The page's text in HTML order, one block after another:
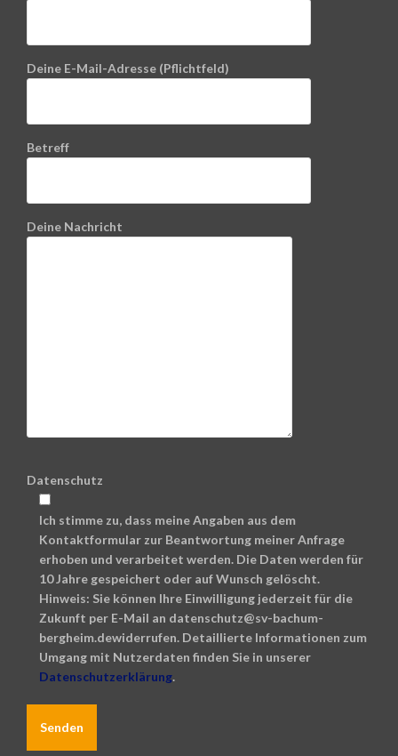
Deine E-Mail-Adresse (Pflichtfeld)
Betreff
Deine Nachricht
Datenschutz
Ich stimme zu, dass meine Angaben aus dem
Kontaktformular zur Beantwortung meiner Anfrage
erhoben und verarbeitet werden. Die Daten werden für
10 Jahre gespeichert oder auf Wunsch gelöscht.
Hinweis: Sie können Ihre Einwilligung jederzeit für die
Zukunft per E-Mail an datenschutz@sv-bachum-
bergheim.dewiderrufen. Detaillierte Informationen zum
Umgang mit Nutzerdaten finden Sie in unserer
Datenschutzerklärung.